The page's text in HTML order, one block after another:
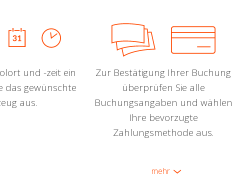
und -zeit ein
das gewünschte
aus.
Zur Bestätigung Ihrer Buchung
überprüfen Sie alle
Buchungsangaben und wählen
Ihre bevorzugte
Zahlungsmethode aus.
mehr